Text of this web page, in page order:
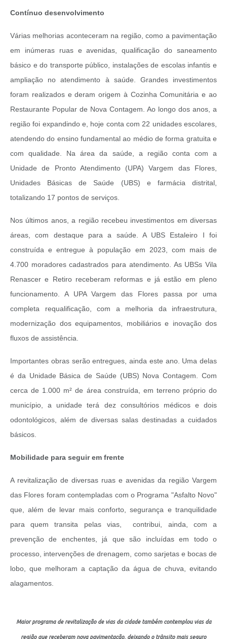
Contínuo desenvolvimento
Várias melhorias aconteceram na região, como a pavimentação
em inúmeras ruas e avenidas, qualificação do saneamento
básico e do transporte público, instalações de escolas infantis e
ampliação no atendimento à saúde. Grandes investimentos
foram realizados e deram origem à Cozinha Comunitária e ao
Restaurante Popular de Nova Contagem. Ao longo dos anos, a
região foi expandindo e, hoje conta com 22 unidades escolares,
atendendo do ensino fundamental ao médio de forma gratuita e
com qualidade. Na área da saúde, a região conta com a
Unidade de Pronto Atendimento (UPA) Vargem das Flores,
Unidades Básicas de Saúde (UBS) e farmácia distrital,
totalizando 17 pontos de serviços.
Nos últimos anos, a região recebeu investimentos em diversas
áreas, com destaque para a saúde. A UBS Estaleiro I foi
construída e entregue à população em 2023, com mais de
4.700 moradores cadastrados para atendimento. As UBSs Vila
Renascer e Retiro receberam reformas e já estão em pleno
funcionamento. A UPA Vargem das Flores passa por uma
completa requalificação, com a melhoria da infraestrutura,
modernização dos equipamentos, mobiliários e inovação dos
fluxos de assistência.
Importantes obras serão entregues, ainda este ano. Uma delas
é da Unidade Básica de Saúde (UBS) Nova Contagem. Com
cerca de 1.000 m² de área construída, em terreno próprio do
município, a unidade terá dez consultórios médicos e dois
odontológicos, além de diversas salas destinadas a cuidados
básicos.
Mobilidade para seguir em frente
A revitalização de diversas ruas e avenidas da região Vargem
das Flores foram contempladas com o Programa "Asfalto Novo"
que, além de levar mais conforto, segurança e tranquilidade
para quem transita pelas vias, contribui, ainda, com a
prevenção de enchentes, já que são incluídas em todo o
processo, intervenções de drenagem, como sarjetas e bocas de
lobo, que melhoram a captação da água de chuva, evitando
alagamentos.
Maior programa de revitalização de vias da cidade também contemplou vias da
região que receberam nova pavimentação, deixando o trânsito mais seguro